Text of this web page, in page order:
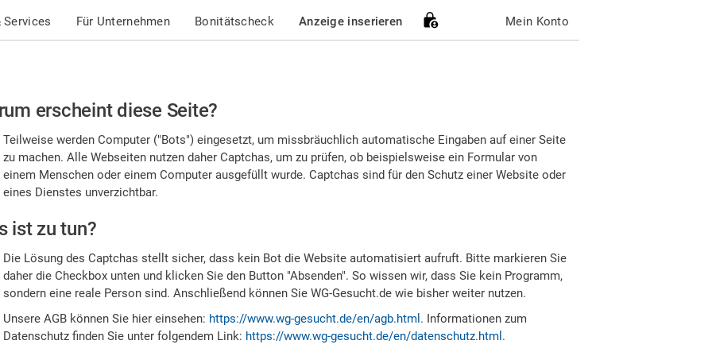
Services Für Unternehmen Bonitätscheck Anzeige inserieren Mein Konto
erscheint diese Seite?
Teilweise werden Computer ("Bots") eingesetzt, um missbräuchlich automatische Eingaben auf einer Seite
zu machen. Alle Webseiten nutzen daher Captchas, um zu prüfen, ob beispielsweise ein Formular von
einem Menschen oder einem Computer ausgefüllt wurde. Captchas sind für den Schutz einer Website oder
eines Dienstes unverzichtbar.
ist zu tun?
Die Lösung des Captchas stellt sicher, dass kein Bot die Website automatisiert aufruft. Bitte markieren Sie
daher die Checkbox unten und klicken Sie den Button "Absenden". So wissen wir, dass Sie kein Programm,
sondern eine reale Person sind. Anschließend können Sie WG-Gesucht.de wie bisher weiter nutzen.
Unsere AGB können Sie hier einsehen: https://www.wg-gesucht.de/en/agb.html . Informationen zum
Datenschutz finden Sie unter folgendem Link: https://www.wg-gesucht.de/en/datenschutz.html .